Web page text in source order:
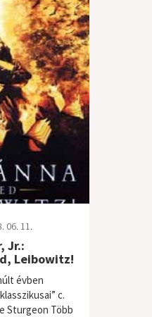
06. 11.
Jr.:
Leibowitz!
évben
c.
Sturgeon Több